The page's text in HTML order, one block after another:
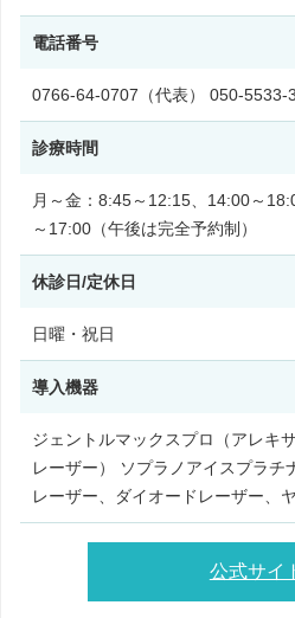
電話番号
0766-64-0707（代表） 050-5533-
診療時間
月～金：8:45～12:15、14:00～
～17:00（午後は完全予約制）
休診日/定休日
日曜・祝日
導入機器
ジェントルマックスプロ（アレキ
レーザー） ソプラノアイスプラチ
レーザー、ダイオードレーザー、
公式サイ